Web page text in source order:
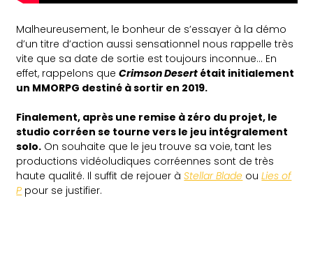
Malheureusement, le bonheur de s’essayer à la démo
d’un titre d’action aussi sensationnel nous rappelle très
vite que sa date de sortie est toujours inconnue… En
effet, rappelons queCrimson Desert était initialement
un MMORPG destiné à sortir en 2019.
Finalement, après une remise à zéro du projet, le
studio corréen se tourne vers le jeu intégralement
solo. On souhaite que le jeu trouve sa voie, tant les
productions vidéoludiques corréennes sont de très
haute qualité. Il suffit de rejouer àStellar Blade ouLies of
P pour se justifier.